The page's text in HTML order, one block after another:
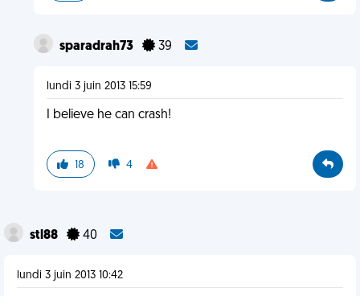
sparadrah73 39
lundi 3 juin 2013 15:59
I believe he can crash!
18 4
stl88 40
lundi 3 juin 2013 10:42